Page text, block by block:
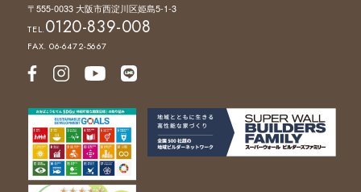
〒555-0033 大阪市西淀川区姫島5-1-3
TEL.0120-839-008
FAX. 06-6472-5667